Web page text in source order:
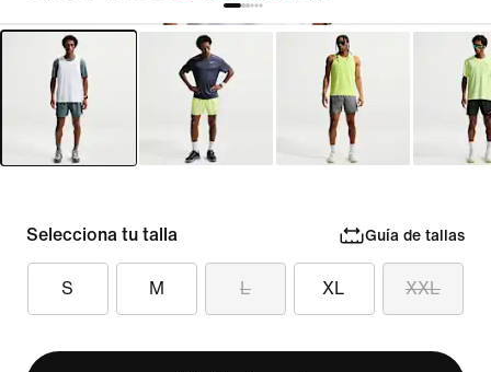
Selecciona tu talla Guía de tallas
S M L XL XXL